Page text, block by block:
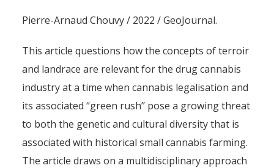
Pierre-Arnaud Chouvy / 2022 / GeoJournal.
This article questions how the concepts of terroir
and landrace are relevant for the drug cannabis
industry at a time when cannabis legalisation and
its associated ‘‘green rush’’ pose a growing threat
to both the genetic and cultural diversity that is
associated with historical small cannabis farming.
The article draws on a multidisciplinary approach